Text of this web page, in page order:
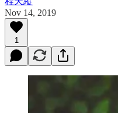
Nov 14, 2019
1